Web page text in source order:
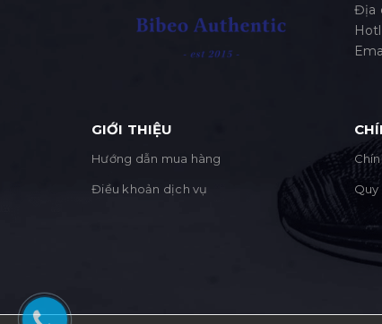
Địa
GIỚI THIỆU
Hướng dẫn mua hàng
Điều khoản dịch vụ